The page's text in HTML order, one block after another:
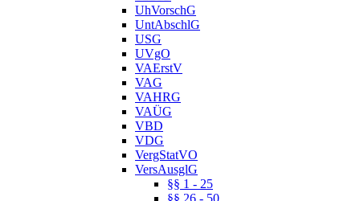
UhVorschG
UntAbschlG
USG
UVgO
VAErstV
VAG
VAHRG
VAÜG
VBD
VDG
VergStatVO
VersAusglG
§§ 1 - 25
§§ 26 - 50